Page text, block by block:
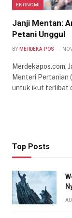
EKONOMI
Janji Mentan:
Petani Unggul
BY MERDEKA-POS
Merdekapos.com,
Menteri Pertanian
untuk ikut terlibat
Top Posts